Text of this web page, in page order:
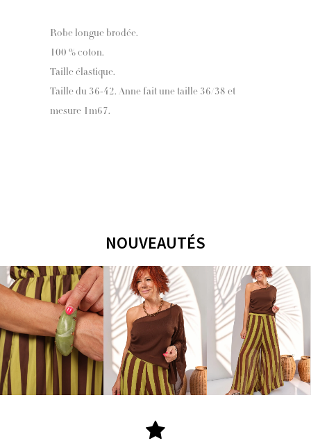
Robe longue brodée.
100 % coton.
Taille élastique.
Taille du 36-42. Anne fait une taille 36/38 et
mesure 1m67.
NOUVEAUTÉS